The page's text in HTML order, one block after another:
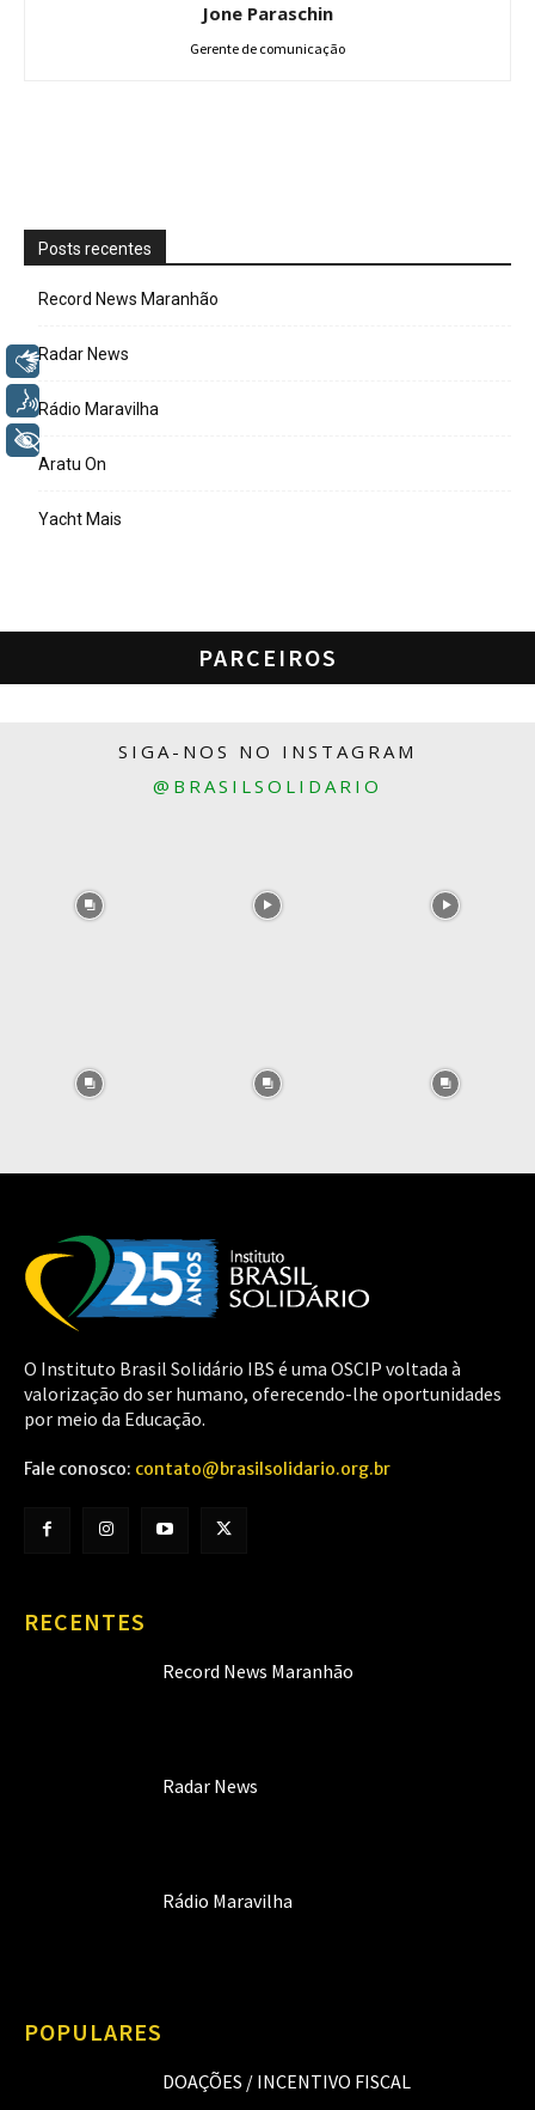
Jone Paraschin
Gerente de comunicação
Posts recentes
Record News Maranhão
Radar News
Rádio Maravilha
Aratu On
Yacht Mais
PARCEIROS
SIGA-NOS NO INSTAGRAM
@BRASILSOLIDARIO
O Instituto Brasil Solidário IBS é uma OSCIP voltada à
valorização do ser humano, oferecendo-lhe oportunidades
por meio da Educação.
Fale conosco: contato@brasilsolidario.org.br
RECENTES
Record News Maranhão
Radar News
Rádio Maravilha
POPULARES
DOAÇÕES / INCENTIVO FISCAL
Libras
Voz